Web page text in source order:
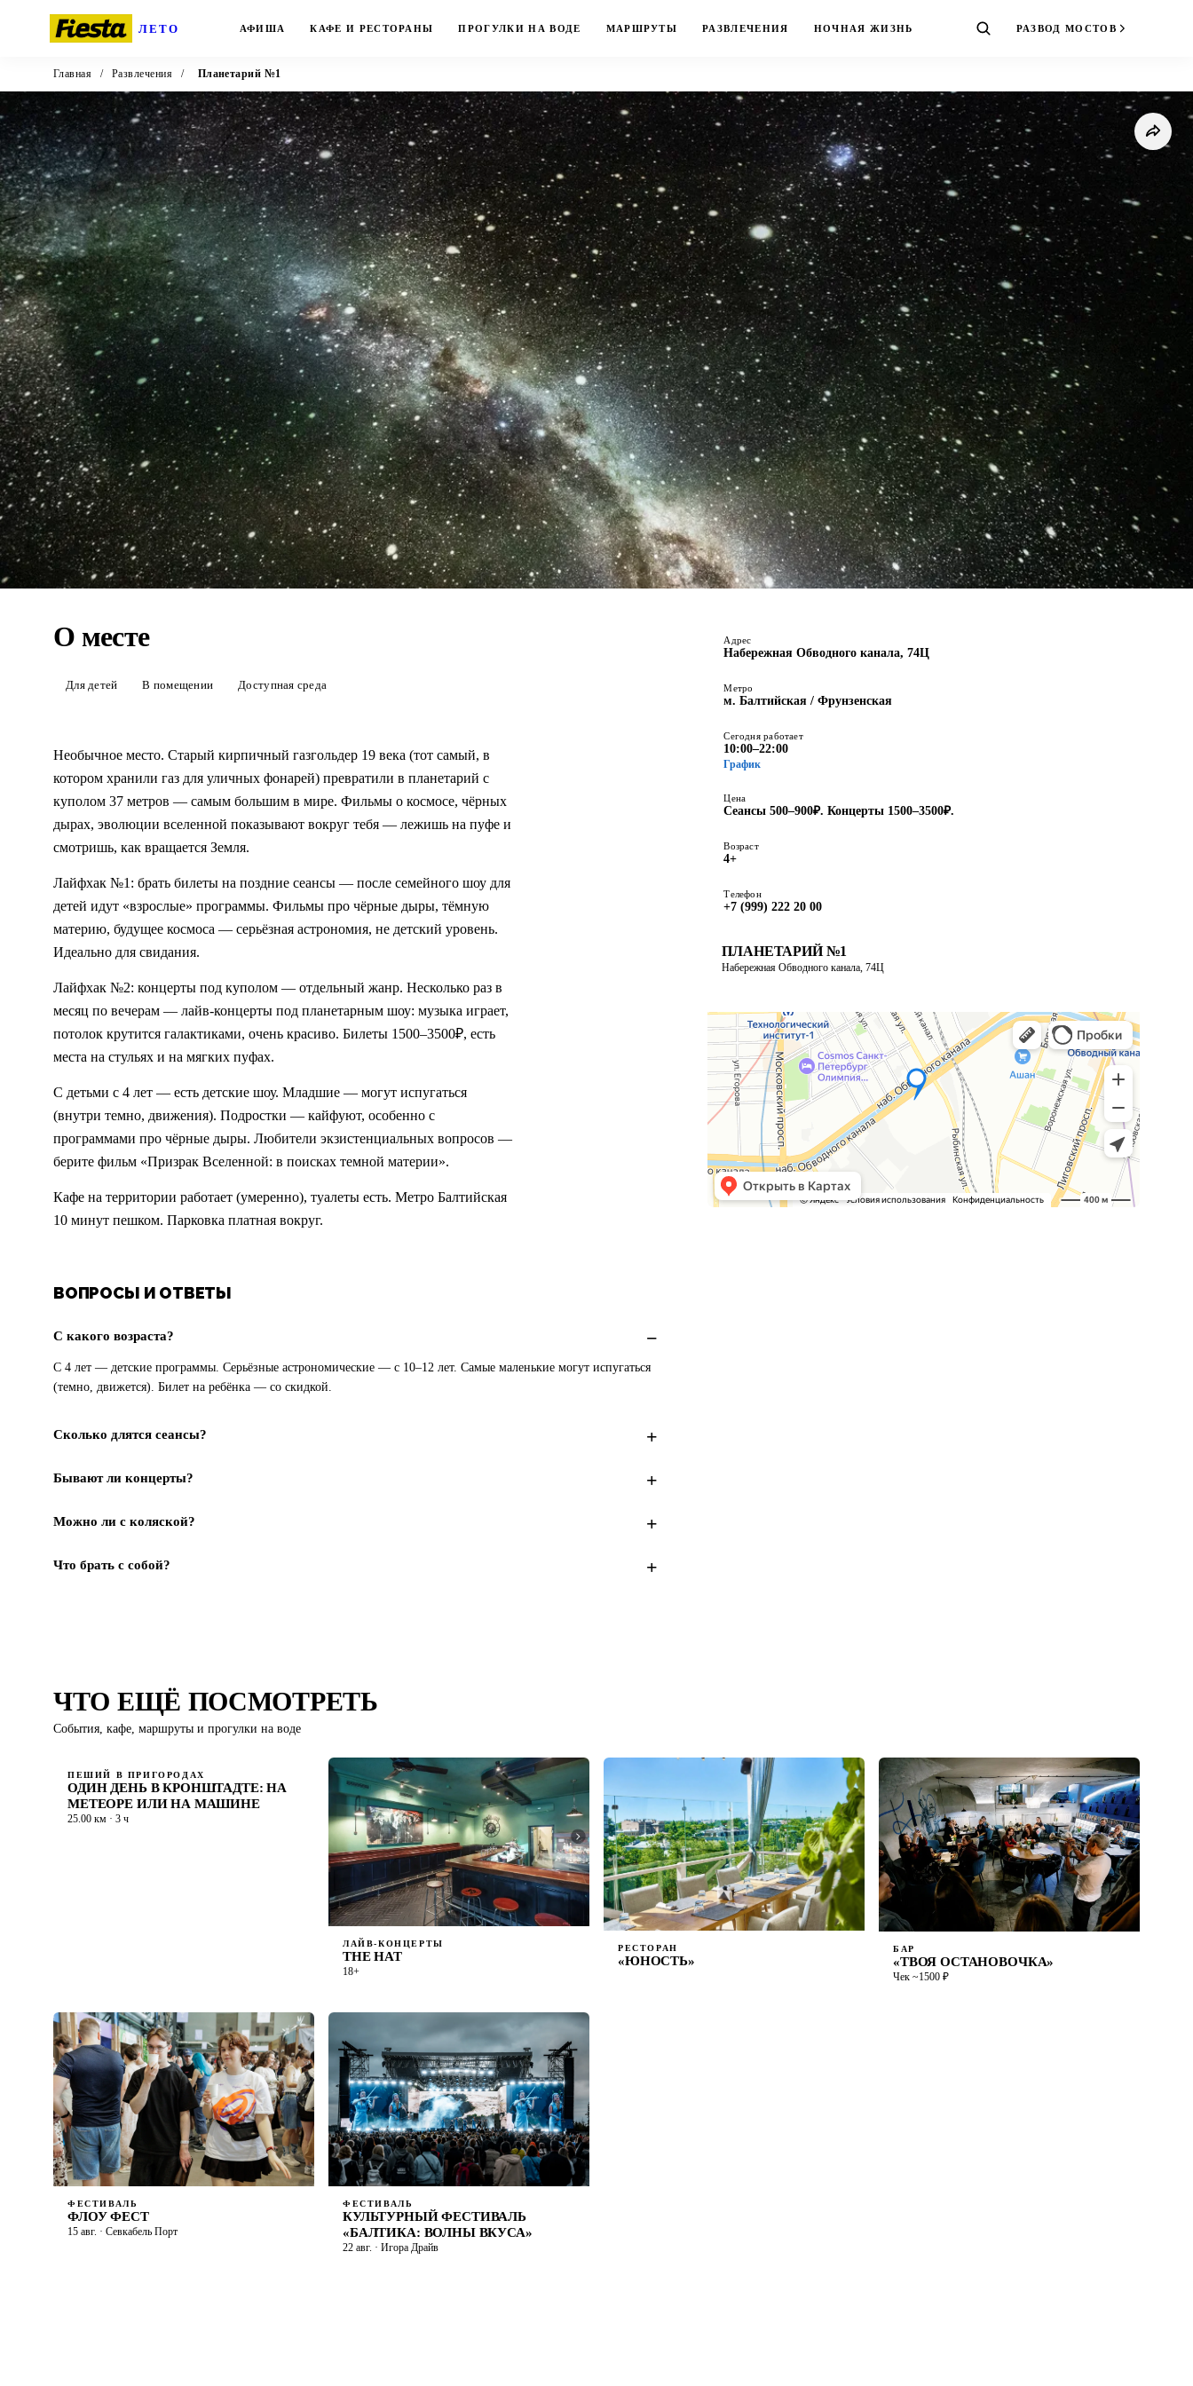
ЛЕТО АФИША КАФЕ И РЕСТОРАНЫ ПРОГУЛКИ НА ВОДЕ МАРШРУТЫ РАЗВЛЕЧЕНИЯ НОЧНАЯ ЖИЗНЬ РАЗВОД МОСТОВ
Главная / Развлечения / Планетарий №1
Детский музей
Планетарий №1
звёздами.
ЗАБРОНИРОВАТЬ
О месте
Для детей В помещении Доступная среда
Необычное место. Старый кирпичный газгольдер 19 века (тот самый, в
котором хранили газ для уличных фонарей) превратили в планетарий с
куполом 37 метров — самым большим в мире. Фильмы о космосе, чёрных
дырах, эволюции вселенной показывают вокруг тебя — лежишь на пуфе и
смотришь, как вращается Земля.
Лайфхак №1: брать билеты на поздние сеансы — после семейного шоу для
детей идут «взрослые» программы. Фильмы про чёрные дыры, тёмную
материю, будущее космоса — серьёзная астрономия, не детский уровень.
Идеально для свидания.
Лайфхак №2: концерты под куполом — отдельный жанр. Несколько раз в
месяц по вечерам — лайв-концерты под планетарным шоу: музыка играет,
потолок крутится галактиками, очень красиво. Билеты 1500–3500₽, есть
места на стульях и на мягких пуфах.
С детьми с 4 лет — есть детские шоу. Младшие — могут испугаться
(внутри темно, движения). Подростки — кайфуют, особенно с
программами про чёрные дыры. Любители экзистенциальных вопросов —
берите фильм «Призрак Вселенной: в поисках темной материи».
Кафе на территории работает (умеренно), туалеты есть. Метро Балтийская
10 минут пешком. Парковка платная вокруг.
ВОПРОСЫ И ОТВЕТЫ
С какого возраста?
С 4 лет — детские программы. Серьёзные астрономические — с 10–12 лет. Самые маленькие могут испугаться
(темно, движется). Билет на ребёнка — со скидкой.
Сколько длятся сеансы?
Бывают ли концерты?
Можно ли с коляской?
Что брать с собой?
Адрес
Набережная Обводного канала, 74Ц
Метро
м. Балтийская / Фрунзенская
Сегодня работает
10:00–22:00
График
Цена
Сеансы 500–900₽. Концерты 1500–3500₽.
Возраст
4+
Телефон
+7 (999) 222 20 00
ПЛАНЕТАРИЙ №1
Набережная Обводного канала, 74Ц
ЧТО ЕЩЁ ПОСМОТРЕТЬ
События, кафе, маршруты и прогулки на воде
ПЕШИЙ В ПРИГОРОДАХ
ОДИН ДЕНЬ В КРОНШТАДТЕ: НА
МЕТЕОРЕ ИЛИ НА МАШИНЕ
25.00 км · 3 ч
ЛАЙВ-КОНЦЕРТЫ
THE HAT
18+
РЕСТОРАН
«ЮНОСТЬ»
БАР
«ТВОЯ ОСТАНОВОЧКА»
Чек ~1500 ₽
ФЕСТИВАЛЬ
ФЛОУ ФЕСТ
15 авг. · Севкабель Порт
ФЕСТИВАЛЬ
КУЛЬТУРНЫЙ ФЕСТИВАЛЬ
«БАЛТИКА: ВОЛНЫ ВКУСА»
22 авг. · Игора Драйв